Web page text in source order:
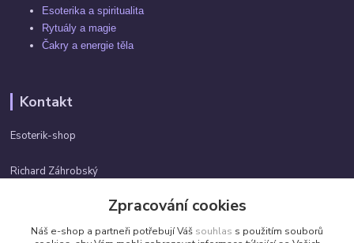
Esoterika a spiritualita
Rytuály a magie
Čakry a energie těla
Kontakt
Esoterik-shop
Richard Záhrobský
info@esoterik-shop.cz
Zpracování cookies
Náš e-shop a partneři potřebují Váš souhlas s použitím souborů